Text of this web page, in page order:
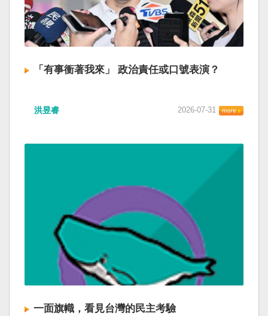
「有事衝著我來」 政治責任或口號表演？
洪昱睿 2026-07-31
一面旗幟，看見台灣的民主考驗